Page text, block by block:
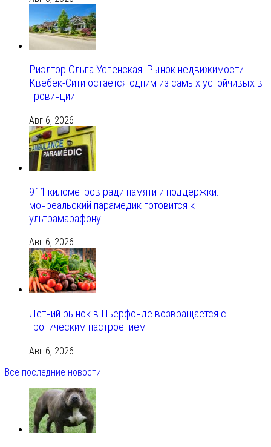
Риэлтор Ольга Успенская: Рынок недвижимости
Квебек-Сити остаётся одним из самых устойчивых в
провинции
Авг 6, 2026
911 километров ради памяти и поддержки:
монреальский парамедик готовится к
ультрамарафону
Авг 6, 2026
Летний рынок в Пьерфонде возвращается с
тропическим настроением
Авг 6, 2026
Все последние новости